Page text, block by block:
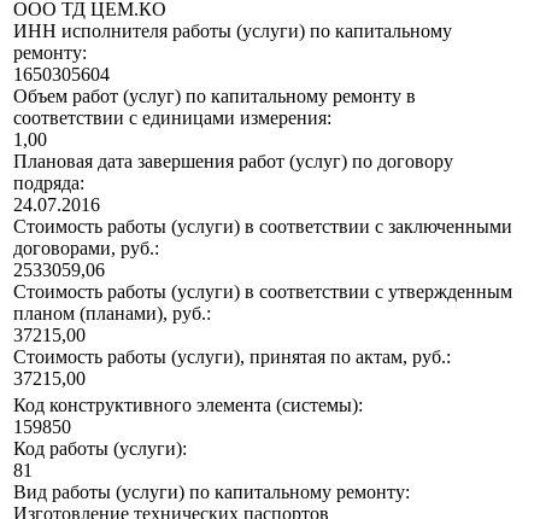
ООО ТД ЦЕМ.КО
ИНН исполнителя работы (услуги) по капитальному
ремонту:
1650305604
Объем работ (услуг) по капитальному ремонту в
соответствии с единицами измерения:
1,00
Плановая дата завершения работ (услуг) по договору
подряда:
24.07.2016
Стоимость работы (услуги) в соответствии с заключенными
договорами, руб.:
2533059,06
Стоимость работы (услуги) в соответствии с утвержденным
планом (планами), руб.:
37215,00
Стоимость работы (услуги), принятая по актам, руб.:
37215,00
Код конструктивного элемента (системы):
159850
Код работы (услуги):
81
Вид работы (услуги) по капитальному ремонту:
Изготовление технических паспортов